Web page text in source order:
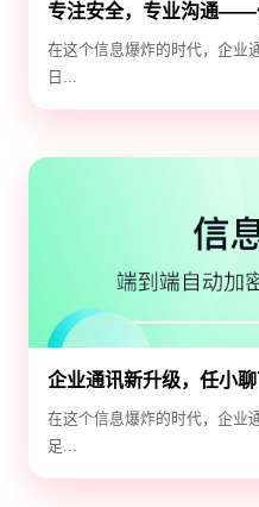
专注安全，专业沟通——
全守护神
在这个信息爆炸的时代，企业
日...
企业通讯新升级，任小
效！
在这个信息爆炸的时代，企业
足...